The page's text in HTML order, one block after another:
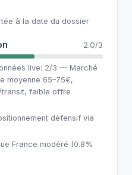
à la date du dossier
2.0/3
live: 2/3 — Marché
moyenne 65–75€,
transit, faible offre
défensif via
France modéré (0.8%